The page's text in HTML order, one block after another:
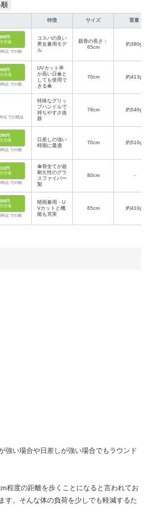
特徴 サイズ 重量
円
市場
時点 での税
コスパの良い
男女兼用モデ
ル
親骨の長さ：
65cm
約380g
円
市場
時点 での税
UVカット率
が高い日傘と
しても使用で
きる傘
70cm 約413g
点 での税込
特殊なグリッ
プハンドルで
持ちやすさ抜
群
78cm 約540g
円
市場
時点 での税
日差しの強い
時期に最適
70cm 約510g
円
市場
時点 での税
傘骨全てが超
耐久性のグラ
スファイバー
製
80cm -
円
市場
時点 での税
晴雨兼用・U
Vカットと機
能も充実
65cm 約410g
強い場合や日差しが強い場合でもラウンド
程度の距離を歩くことになると言われてお
す。そんな体の負荷を少しでも軽減するた